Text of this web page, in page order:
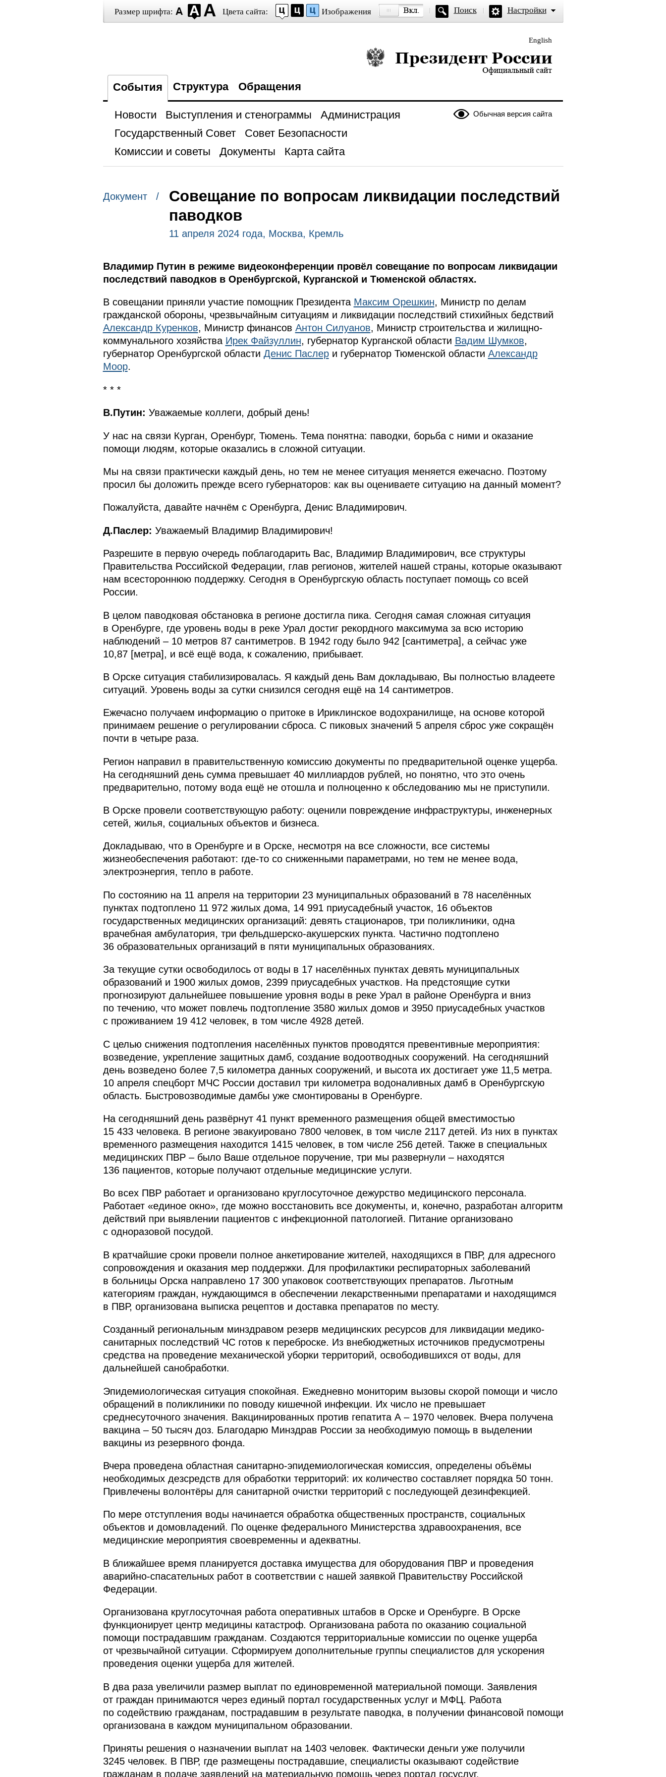
Размер шрифта: Цвета сайта: Изображения Поиск Настройки
English
Президент России — официальный сайт
События Структура Обращения
Обычная версия сайта
Новости Выступления и стенограммы
Администрация
Государственный Совет
Совет Безопасности
Комиссии и советы
Документы Карта сайта
Документ /
Совещание по вопросам ликвидации последствий
паводков
11 апреля 2024 года, Москва, Кремль
Владимир Путин в режиме видеоконференции провёл совещание по вопросам ликвидации
последствий паводков в Оренбургской, Курганской и Тюменской областях.
В совещании приняли участие помощник Президента Максим Орешкин, Министр по делам
гражданской обороны, чрезвычайным ситуациям и ликвидации последствий стихийных бедствий
Александр Куренков, Министр финансов Антон Силуанов, Министр строительства и жилищно-
коммунального хозяйства Ирек Файзуллин, губернатор Курганской области Вадим Шумков,
губернатор Оренбургской области Денис Паслери губернатор Тюменской области Александр
Моор.
* * *
В.Путин: Уважаемые коллеги, добрый день!
У нас на связи Курган, Оренбург, Тюмень. Тема понятна: паводки, борьба с ними и оказание
помощи людям, которые оказались в сложной ситуации.
Мы на связи практически каждый день, но тем не менее ситуация меняется ежечасно. Поэтому
просил бы доложить прежде всего губернаторов: как вы оцениваете ситуацию на данный момент?
Пожалуйста, давайте начнём с Оренбурга, Денис Владимирович.
Д.Паслер: Уважаемый Владимир Владимирович!
Разрешите в первую очередь поблагодарить Вас, Владимир Владимирович, все структуры
Правительства Российской Федерации, глав регионов, жителей нашей страны, которые оказывают
нам всестороннюю поддержку. Сегодня в Оренбургскую область поступает помощь со всей
России.
В целом паводковая обстановка в регионе достигла пика. Сегодня самая сложная ситуация
в Оренбурге, где уровень воды в реке Урал достиг рекордного максимума за всю историю
наблюдений – 10 метров 87 сантиметров. В 1942 году было 942 [сантиметра], а сейчас уже
10,87 [метра], и всё ещё вода, к сожалению, прибывает.
В Орске ситуация стабилизировалась. Я каждый день Вам докладываю, Вы полностью владеете
ситуаций. Уровень воды за сутки снизился сегодня ещё на 14 сантиметров.
Ежечасно получаем информацию о притоке в Ириклинское водохранилище, на основе которой
принимаем решение о регулировании сброса. С пиковых значений 5 апреля сброс уже сокращён
почти в четыре раза.
Регион направил в правительственную комиссию документы по предварительной оценке ущерба.
На сегодняшний день сумма превышает 40 миллиардов рублей, но понятно, что это очень
предварительно, потому вода ещё не отошла и полноценно к обследованию мы не приступили.
В Орске провели соответствующую работу: оценили повреждение инфраструктуры, инженерных
сетей, жилья, социальных объектов и бизнеса.
Докладываю, что в Оренбурге и в Орске, несмотря на все сложности, все системы
жизнеобеспечения работают: где-то со сниженными параметрами, но тем не менее вода,
электроэнергия, тепло в работе.
По состоянию на 11 апреля на территории 23 муниципальных образований в 78 населённых
пунктах подтоплено 11 972 жилых дома, 14 991 приусадебный участок, 16 объектов
государственных медицинских организаций: девять стационаров, три поликлиники, одна
врачебная амбулатория, три фельдшерско-акушерских пункта. Частично подтоплено
36 образовательных организаций в пяти муниципальных образованиях.
За текущие сутки освободилось от воды в 17 населённых пунктах девять муниципальных
образований и 1900 жилых домов, 2399 приусадебных участков. На предстоящие сутки
прогнозируют дальнейшее повышение уровня воды в реке Урал в районе Оренбурга и вниз
по течению, что может повлечь подтопление 3580 жилых домов и 3950 приусадебных участков
с проживанием 19 412 человек, в том числе 4928 детей.
С целью снижения подтопления населённых пунктов проводятся превентивные мероприятия:
возведение, укрепление защитных дамб, создание водоотводных сооружений. На сегодняшний
день возведено более 7,5 километра данных сооружений, и высота их достигает уже 11,5 метра.
10 апреля спецборт МЧС России доставил три километра водоналивных дамб в Оренбургскую
область. Быстровозводимые дамбы уже смонтированы в Оренбурге.
На сегодняшний день развёрнут 41 пункт временного размещения общей вместимостью
15 433 человека. В регионе эвакуировано 7800 человек, в том числе 2117 детей. Из них в пунктах
временного размещения находится 1415 человек, в том числе 256 детей. Также в специальных
медицинских ПВР – было Ваше отдельное поручение, три мы развернули – находятся
136 пациентов, которые получают отдельные медицинские услуги.
Во всех ПВР работает и организовано круглосуточное дежурство медицинского персонала.
Работает «единое окно», где можно восстановить все документы, и, конечно, разработан алгоритм
действий при выявлении пациентов с инфекционной патологией. Питание организовано
с одноразовой посудой.
В кратчайшие сроки провели полное анкетирование жителей, находящихся в ПВР, для адресного
сопровождения и оказания мер поддержки. Для профилактики респираторных заболеваний
в больницы Орска направлено 17 300 упаковок соответствующих препаратов. Льготным
категориям граждан, нуждающимся в обеспечении лекарственными препаратами и находящимся
в ПВР, организована выписка рецептов и доставка препаратов по месту.
Созданный региональным минздравом резерв медицинских ресурсов для ликвидации медико-
санитарных последствий ЧС готов к переброске. Из внебюджетных источников предусмотрены
средства на проведение механической уборки территорий, освободившихся от воды, для
дальнейшей санобработки.
Эпидемиологическая ситуация спокойная. Ежедневно мониторим вызовы скорой помощи и число
обращений в поликлиники по поводу кишечной инфекции. Их число не превышает
среднесуточного значения. Вакцинированных против гепатита А – 1970 человек. Вчера получена
вакцина – 50 тысяч доз. Благодарю Минздрав России за необходимую помощь в выделении
вакцины из резервного фонда.
Вчера проведена областная санитарно-эпидемиологическая комиссия, определены объёмы
необходимых дезсредств для обработки территорий: их количество составляет порядка 50 тонн.
Привлечены волонтёры для санитарной очистки территорий с последующей дезинфекцией.
По мере отступления воды начинается обработка общественных пространств, социальных
объектов и домовладений. По оценке федерального Министерства здравоохранения, все
медицинские мероприятия своевременны и адекватны.
В ближайшее время планируется доставка имущества для оборудования ПВР и проведения
аварийно-спасательных работ в соответствии с нашей заявкой Правительству Российской
Федерации.
Организована круглосуточная работа оперативных штабов в Орске и Оренбурге. В Орске
функционирует центр медицины катастроф. Организована работа по оказанию социальной
помощи пострадавшим гражданам. Создаются территориальные комиссии по оценке ущерба
от чрезвычайной ситуации. Сформируем дополнительные группы специалистов для ускорения
проведения оценки ущерба для жителей.
В два раза увеличили размер выплат по единовременной материальной помощи. Заявления
от граждан принимаются через единый портал государственных услуг и МФЦ. Работа
по содействию гражданам, пострадавшим в результате паводка, в получении финансовой помощи
организована в каждом муниципальном образовании.
Приняты решения о назначении выплат на 1403 человек. Фактически деньги уже получили
3245 человек. В ПВР, где размещены пострадавшие, специалисты оказывают содействие
гражданам в подаче заявлений на материальную помощь через портал госуслуг.